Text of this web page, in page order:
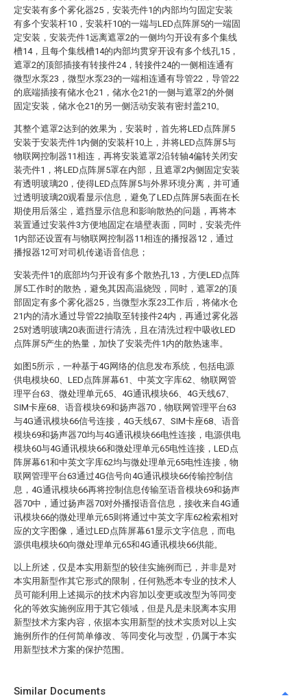
定安装有多个雾化器25，安装壳件1的内部均匀固定安装
有多个安装杆10，安装杆10的一端与LED点阵屏5的一端固
定安装，安装壳件1远离遮罩2的一侧均匀开设有多个集线
槽14，且每个集线槽14的内部均贯穿开设有多个线孔15，
遮罩2的顶部插接有转接件24，转接件24的一侧相连通有
微型水泵23，微型水泵23的一端相连通有导管22，导管22
的底端插接有储水仓21，储水仓21的一侧与遮罩2的外侧
固定安装，储水仓21的另一侧活动安装有密封盖210。
其整个遮罩2达到的效果为，安装时，首先将LED点阵屏5
安装于安装壳件1内侧的安装杆10上，并将LED点阵屏5与
物联网控制器11相连，再将安装遮罩2沿转轴4偏转关闭安
装壳件1，将LED点阵屏5罩在内部，且遮罩2内侧固定安装
有透明玻璃20，使得LED点阵屏5与外界环境分离，并可通
过透明玻璃20观看显示信息，避免了LED点阵屏5表面在长
期使用后落尘，遮挡显示信息和影响散热的问题，再将本
装置通过安装件3方便地固定在墙壁表面，同时，安装壳件
1内部还设置有与物联网控制器11相连的播报器12，通过
播报器12可对司机传递语音信息；
安装壳件1的底部均匀开设有多个散热孔13，方便LED点阵
屏5工作时的散热，避免其因高温烧毁，同时，遮罩2的顶
部固定有多个雾化器25，当微型水泵23工作后，将储水仓
21内的清水通过导管22抽取至转接件24内，再通过雾化器
25对透明玻璃20表面进行清洗，且在清洗过程中吸收LED
点阵屏5产生的热量，加快了安装壳件1内的散热速率。
如图5所示，一种基于4G网络的信息发布系统，包括电源
供电模块60、LED点阵屏幕61、中英文字库62、物联网管
理平台63、微处理单元65、4G通讯模块66、4G天线67、
SIM卡座68、语音模块69和扬声器70，物联网管理平台63
与4G通讯模块66信号连接，4G天线67、SIM卡座68、语音
模块69和扬声器70均与4G通讯模块66电性连接，电源供电
模块60与4G通讯模块66和微处理单元65电性连接，LED点
阵屏幕61和中英文字库62均与微处理单元65电性连接，物
联网管理平台63通过4G信号向4G通讯模块66传输控制信
息，4G通讯模块66再将控制信息传输至语音模块69和扬声
器70中，通过扬声器70对外播报语音信息，接收来自4G通
讯模块66的微处理单元65则将通过中英文字库62检索相对
应的文字图像，通过LED点阵屏幕61显示文字信息，而电
源供电模块60向微处理单元65和4G通讯模块66供能。
以上所述，仅是本实用新型的较佳实施例而已，并非是对
本实用新型作其它形式的限制，任何熟悉本专业的技术人
员可能利用上述揭示的技术内容加以变更或改型为等同变
化的等效实施例应用于其它领域，但是凡是未脱离本实用
新型技术方案内容，依据本实用新型的技术实质对以上实
施例所作的任何简单修改、等同变化与改型，仍属于本实
用新型技术方案的保护范围。
Similar Documents